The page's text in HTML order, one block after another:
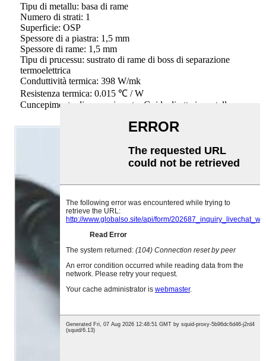
Tipu di metallu: basa di rame
Numero di strati: 1
Superficie: OSP
Spessore di a piastra: 1,5 mm
Spessore di rame: 1,5 mm
Tipu di prucessu: sustrato di rame di boss di separazione
termoelettrica
Conduttività termica: 398 W/mk
Resistenza termica: 0.015 ℃ / W
Cuncepimentu di cuncepimentu: Guida diretta in metallo